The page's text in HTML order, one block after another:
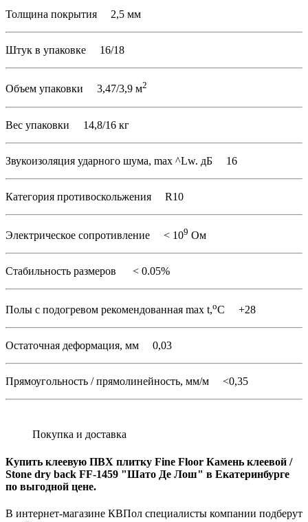
Толщина покрытия 2,5 мм
Штук в упаковке 16/18
Объем упаковки 3,47/3,9 м2
Вес упаковки 14,8/16 кг
Звукоизоляция ударного шума, max ^Lw. дБ 16
Категория противоскольжения R10
Электрическое сопротивление < 109 Ом
Стабильность размеров < 0.05%
Полы с подогревом рекомендованная max t,oC +28
Остаточная деформация, мм 0,03
Прямоугольность / прямолинейность, мм/м <0,35
Покупка и доставка
Купить клеевую ПВХ плитку Fine Floor Камень клеевой /
Stone dry back FF-1459 "Шато Де Лош" в Екатеринбурге
по выгодной цене.
В интернет-магазине КВПол специалисты компании подберут